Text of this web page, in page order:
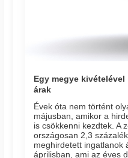
Egy megye
árak
Évek óta nem történt
májusban, amikor a
is csökkenni kezdtek. A
országosan 2,3
meghirdetett ingatlanok
áprilisban, ami az éves